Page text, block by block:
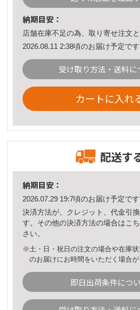
納期目安：
店舗在庫不足の為、取り寄せ注文と
2026.08.11 2:38頃のお届け予定です
受け取り方法・送料に
カートに入れ
配送す
納期目安：
2026.07.29 19:7頃のお届け予定です
決済方法が、クレジット、代金引
す。その他の決済方法の場合はこ
さい。
※土・日・祝日の注文の場合や在庫
のお届けにお時間をいただく場合が
即日出荷条件につ